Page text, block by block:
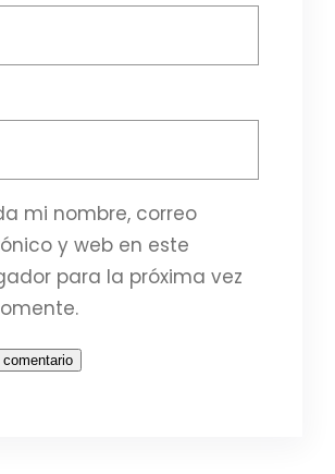
mi nombre, correo
y web en este
para la próxima vez